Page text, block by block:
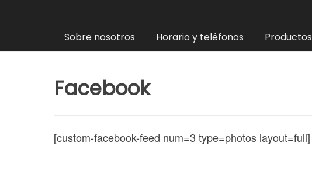
Sobre nosotros Horario y teléfonos Productos
Facebook
[custom-facebook-feed num=3 type=photos layout=full]